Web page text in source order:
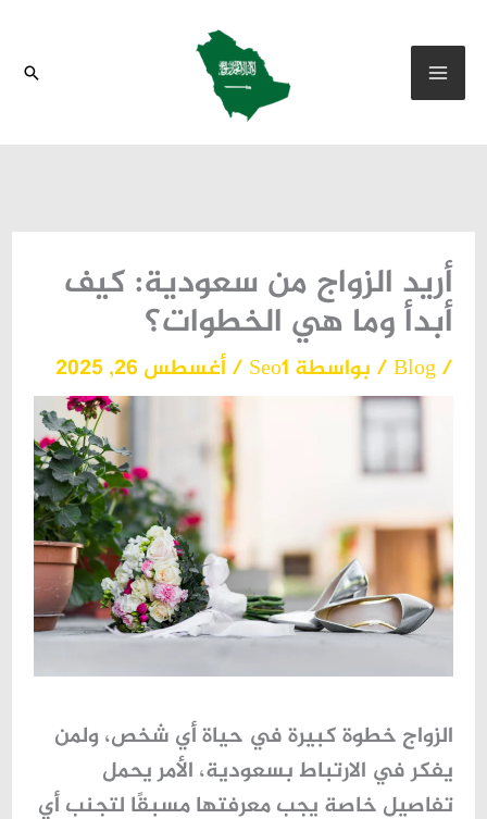
إلى
المحتوى
البحث
أريد الزواج من سعودية: كيف
أبدأ وما هي الخطوات؟
/
Blog/ بواسطة Seo1
/أغسطس 26, 2025
الزواج خطوة كبيرة في حياة أي شخص، ولمن
يفكر في الارتباط بسعودية، الأمر يحمل
تفاصيل خاصة يجب معرفتها مسبقًا لتجنب أي